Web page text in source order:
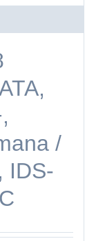
/
IDS-